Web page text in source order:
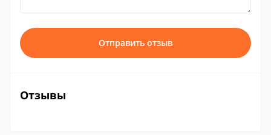
Отправить отзыв
Отзывы